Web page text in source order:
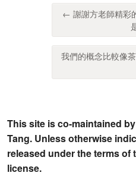
← 謝謝方老師精彩
我們的概念比較像
This site is co-maintained
Tang. Unless otherwise
released under the terms of
license.